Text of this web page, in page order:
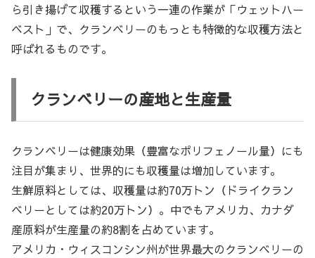
ら引き揚げて収穫するという一連の作業が「ウェットハー
ベスト」で、クランベリーのもっとも特徴的な収穫方法と
呼ばれるものです。
クランベリーの産地と生産量
クランベリーは健康効果（豊富なポリフェノール量）にも
注目が集まり、世界的にも収穫量は増加しています。
生鮮原料としては、収穫量は約70万トン（ドライクラン
ベリーとしては約20万トン）。中でもアメリカ、カナダ
産原料が生産量の約8割を占めています。
アメリカ・ウィスコンシン州が世界最大のクランベリーの